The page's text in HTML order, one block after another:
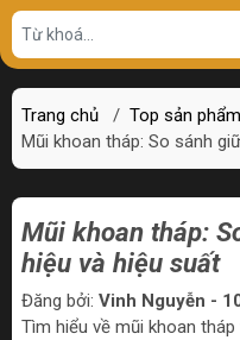
Trang chủ / Top sản phẩm
Mũi khoan tháp: So sánh
Mũi khoan tháp:
hiệu và hiệu suất
Đăng bởi: Vinh Nguyễn -
Tìm hiểu về mũi khoan